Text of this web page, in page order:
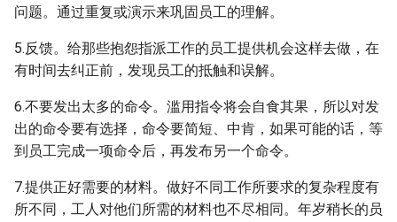
问题。通过重复或演示来巩固员工的理解。
5.反馈。给那些抱怨指派工作的员工提供机会这样去做，在
有时间去纠正前，发现员工的抵触和误解。
6.不要发出太多的命令。滥用指令将会自食其果，所以对发
出的命令要有选择，命令要简短、中肯，如果可能的话，等
到员工完成一项命令后，再发布另一个命令。
7.提供正好需要的材料。做好不同工作所要求的复杂程度有
所不同，工人对他们所需的材料也不尽相同。年岁稍长的员